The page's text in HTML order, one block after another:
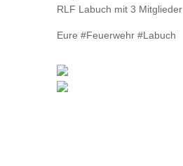
RLF Labuch mit 3 Mitglieder
Eure #Feuerwehr #Labuch